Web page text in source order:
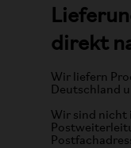
direkt
Wir liefern
Deutschland
Wir sind nicht